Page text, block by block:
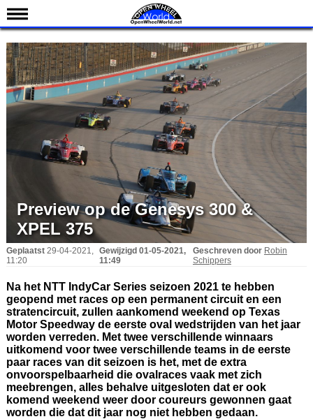
Nieuws
Kalender
Uitslagen
Standen
Teams
IndyCar 101
Indy 500
English
Preview op de Genesys 300 &
XPEL 375
Geplaatst 29-04-2021,
11:20
Gewijzigd 01-05-2021,
11:49
Geschreven door Robin
Schippers
Na het NTT IndyCar Series seizoen 2021 te hebben
geopend met races op een permanent circuit en een
stratencircuit, zullen aankomend weekend op Texas
Motor Speedway de eerste oval wedstrijden van het jaar
worden verreden. Met twee verschillende winnaars
uitkomend voor twee verschillende teams in de eerste
paar races van dit seizoen is het, met de extra
onvoorspelbaarheid die ovalraces vaak met zich
meebrengen, alles behalve uitgesloten dat er ook
komend weekend weer door coureurs gewonnen gaat
worden die dat dit jaar nog niet hebben gedaan.